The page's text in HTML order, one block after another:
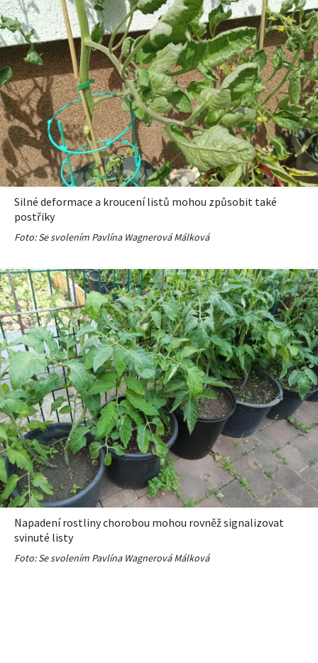
Silné deformace a kroucení listů mohou způsobit také
postřiky
Foto: Se svolením Pavlína Wagnerová Málková
Napadení rostliny chorobou mohou rovněž signalizovat
svinuté listy
Foto: Se svolením Pavlína Wagnerová Málková